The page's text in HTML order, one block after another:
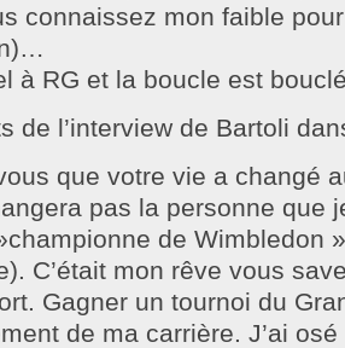
connaissez mon faible
à RG et la boucle est
de l’interview de Bartoli
que votre vie a changé
pas la personne que
de Wimbledon
C’était mon rêve vous
Gagner un tournoi du
de ma carrière. J’ai